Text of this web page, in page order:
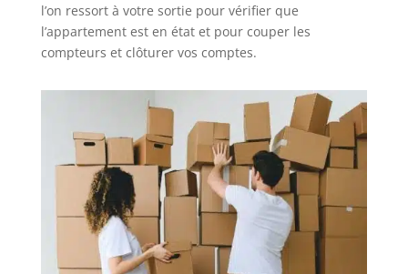
l’on ressort à votre sortie pour vérifier que
l’appartement est en état et pour couper les
compteurs et clôturer vos comptes.